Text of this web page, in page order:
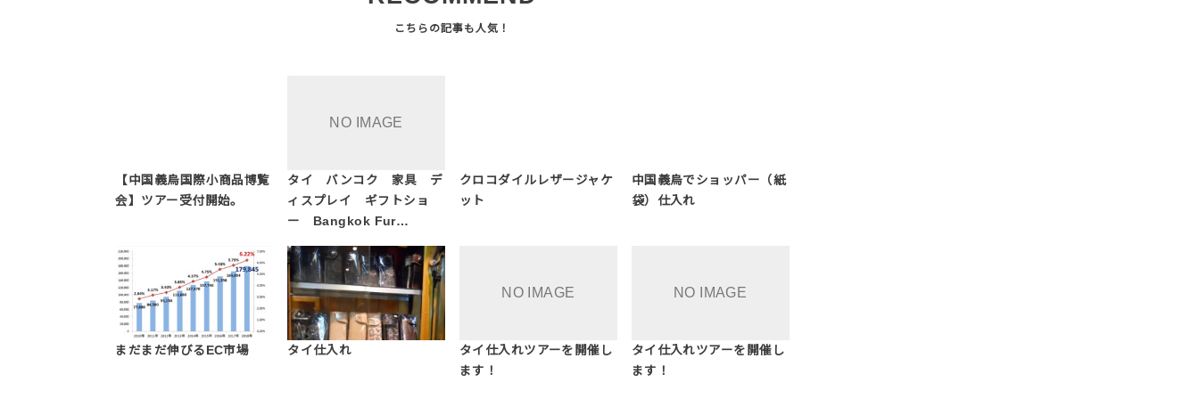
【中国義烏国際小商品博覧
会】ツアー受付開始。
タイ バンコク 家具 デ
ィスプレイ ギフトショ
ー Bangkok Fur…
クロコダイルレザージャケ
ット
中国義烏でショッパー（紙
袋）仕入れ
まだまだ伸びるEC市場 タイ仕入れ
タイ仕入れツアーを開催し
ます！
タイ仕入れツアーを開催し
ます！